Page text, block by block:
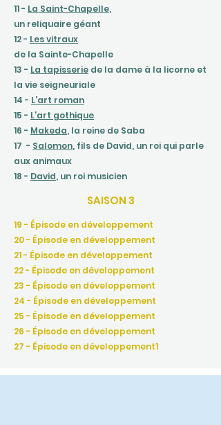
11 - La Saint-Chapelle,
un reliquaire géant
12 - Les vitraux
de la Sainte-Chapelle
13 - La tapisserie de la dame à la licorne et
la vie seigneuriale
14 - L’art roman
15 - L’art gothique
16 - Makeda, la reine de Saba
17 - Salomon, fils de David, un roi qui parle
aux animaux
18 - David, un roi musicien
SAISON 3
19 - Épisode en développement
20 - Épisode en développement
21 - Épisode en développement
22 - Épisode en développement
23 - Épisode en développement
24 - Épisode en développement
25 - Épisode en développement
26 - Épisode en développement
27 - Épisode en développement1